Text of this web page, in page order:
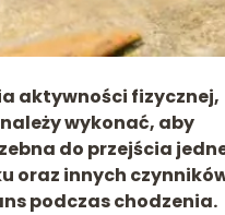
aktywności fizycznej,
wykonać, aby
do przejścia
oraz innych
podczas chodzenia.